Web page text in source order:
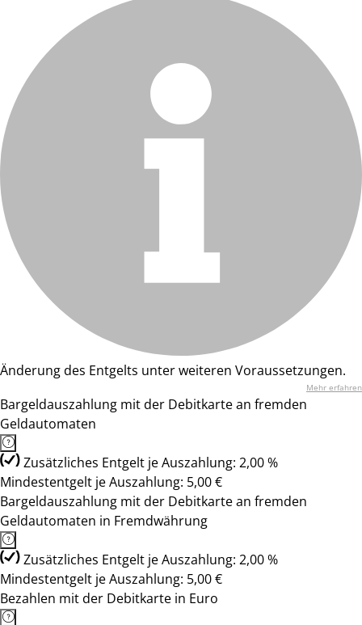
Änderung des Entgelts unter weiteren Voraussetzungen.
Mehr erfahren
Bargeldauszahlung mit der Debitkarte an fremden
Geldautomaten
Zusätzliches Entgelt je Auszahlung: 2,00 %
Mindestentgelt je Auszahlung: 5,00 €
Bargeldauszahlung mit der Debitkarte an fremden
Geldautomaten in Fremdwährung
Zusätzliches Entgelt je Auszahlung: 2,00 %
Mindestentgelt je Auszahlung: 5,00 €
Bezahlen mit der Debitkarte in Euro